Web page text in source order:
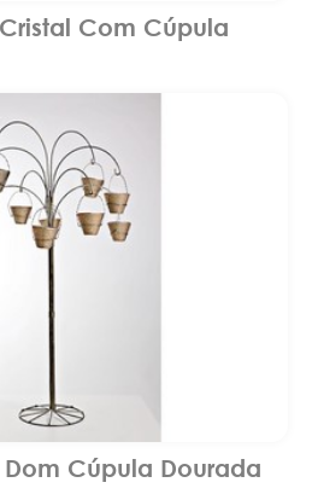
Com Cúpula
Cúpula Dourada